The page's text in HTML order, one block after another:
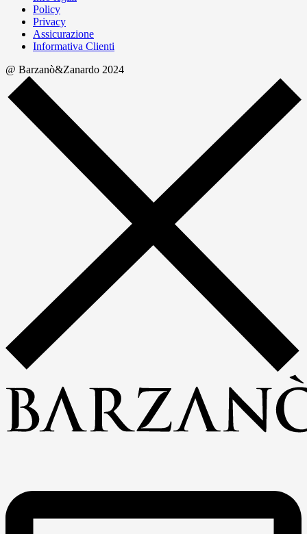
Policy
Privacy
Assicurazione
Informativa Clienti
@ Barzanò&Zanardo 2024